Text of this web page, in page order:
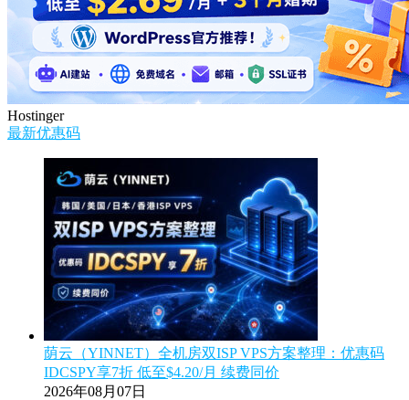
Hostinger
最新优惠码
荫云（YINNET）全机房双ISP VPS方案整理：优惠码
IDCSPY享7折 低至$4.20/月 续费同价
2026年08月07日